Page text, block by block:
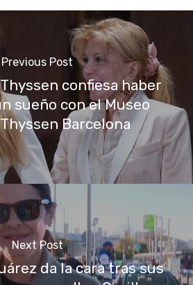
Previous Post
confiesa haber
sueño con el Museo
Barcelona
Next Post
da la cara tras sus